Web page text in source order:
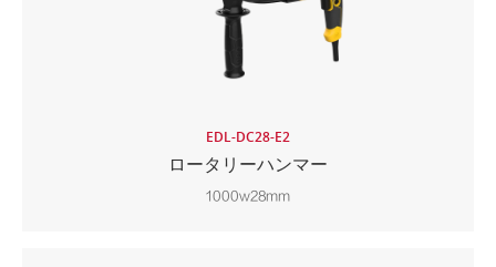
EDL-DC28-E2
ロータリーハンマー
1000w28mm